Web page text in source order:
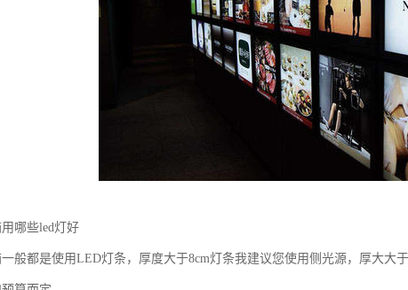
哪些led灯好
般都是使用LED灯条，厚度大于8cm灯条我建议您使用侧光源，厚大大